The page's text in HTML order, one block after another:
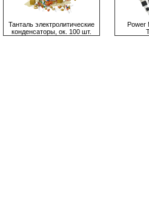
Танталь электролитические
конденсаторы, ок. 100 шт.
Power